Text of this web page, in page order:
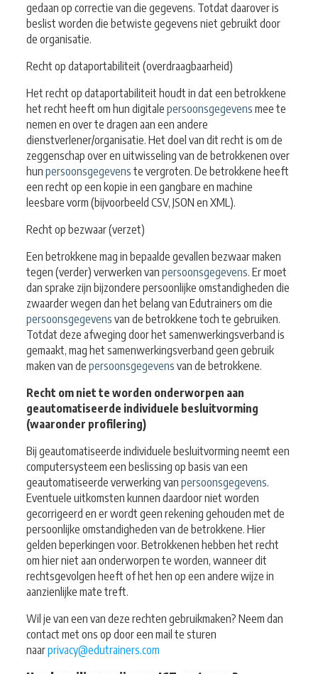
gedaan op correctie van die gegevens. Totdat daarover is
beslist worden die betwiste gegevens niet gebruikt door
de organisatie.
Recht op dataportabiliteit (overdraagbaarheid)
Het recht op dataportabiliteit houdt in dat een betrokkene
het recht heeft om hun digitale persoonsgegevens mee te
nemen en over te dragen aan een andere
dienstverlener/organisatie. Het doel van dit recht is om de
zeggenschap over en uitwisseling van de betrokkenen over
hun persoonsgegevens te vergroten. De betrokkene heeft
een recht op een kopie in een gangbare en machine
leesbare vorm (bijvoorbeeld CSV, JSON en XML).
Recht op bezwaar (verzet)
Een betrokkene mag in bepaalde gevallen bezwaar maken
tegen (verder) verwerken van persoonsgegevens. Er moet
dan sprake zijn bijzondere persoonlijke omstandigheden die
zwaarder wegen dan het belang van Edutrainers om die
persoonsgegevens van de betrokkene toch te gebruiken.
Totdat deze afweging door het samenwerkingsverband is
gemaakt, mag het samenwerkingsverband geen gebruik
maken van de persoonsgegevens van de betrokkene.
Recht om niet te worden onderworpen aan
geautomatiseerde individuele besluitvorming
(waaronder profilering)
Bij geautomatiseerde individuele besluitvorming neemt een
computersysteem een beslissing op basis van een
geautomatiseerde verwerking van persoonsgegevens.
Eventuele uitkomsten kunnen daardoor niet worden
gecorrigeerd en er wordt geen rekening gehouden met de
persoonlijke omstandigheden van de betrokkene. Hier
gelden beperkingen voor. Betrokkenen hebben het recht
om hier niet aan onderworpen te worden, wanneer dit
rechtsgevolgen heeft of het hen op een andere wijze in
aanzienlijke mate treft.
Wil je van een van deze rechten gebruikmaken? Neem dan
contact met ons op door een mail te sturen
naarprivacy@edutrainers.com